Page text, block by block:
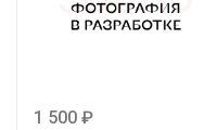
1 500 ₽